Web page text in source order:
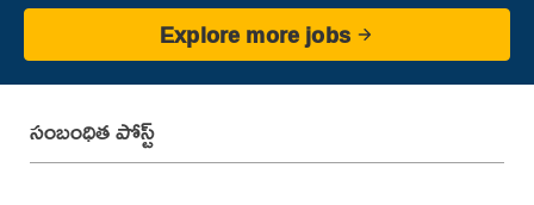
Explore more jobs
సంబంధిత పోస్ట్